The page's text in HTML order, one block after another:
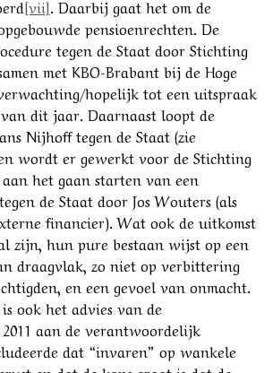
[vii] . Daarbij gaat het om de
pensioenrechten. De
tegen de Staat door Stichting
met KBO-Brabant bij de Hoge
hopelijk tot een uitspraak
dit jaar. Daarnaast loopt de
Nijhoff tegen de Staat (zie
wordt er gewerkt voor de Stichting
het gaan starten van een
de Staat door Jos Wouters (als
financier). Wat ook de uitkomst
zijn, hun pure bestaan wijst op een
draagvlak, zo niet op verbittering
en een gevoel van onmacht.
ook het advies van de
aan de verantwoordelijk
dat “invaren” op wankele